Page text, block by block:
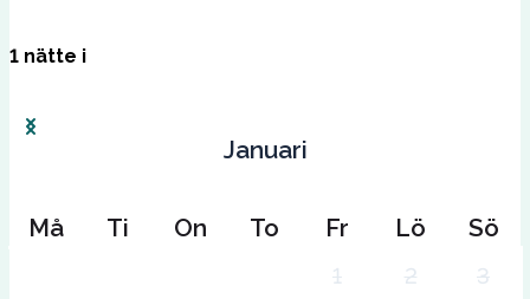
1 nätte i
Januari
Må Ti On To Fr Lö Sö
1 2 3